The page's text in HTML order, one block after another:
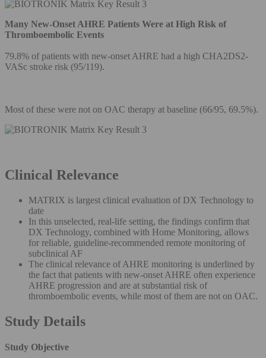
Many New-Onset AHRE Patients Were at High Risk of
Thromboembolic Events
79.8% of patients with new-onset AHRE had a high CHA2DS2-
VASc stroke risk (95/119).
Most of these were not on OAC therapy at baseline (66/95, 69.5%).
Clinical Relevance
MATRIX is largest clinical evaluation of DX Technology to
date
In this unselected, real-life setting, the findings confirm that
DX Technology, combined with Home Monitoring, allows
for reliable, guideline-recommended remote monitoring of
subclinical AF
The clinical relevance of AHRE monitoring is underlined by
the fact that patients with new-onset AHRE often experience
AHRE progression and are at substantial risk of
thromboembolic events, while most of them are not on OAC.
Study Details
Study Objective